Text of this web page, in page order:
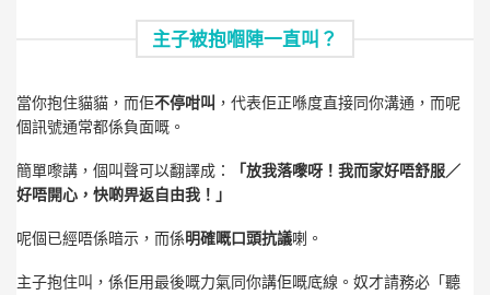
主子被抱嗰陣一直叫？
當你抱住貓貓，而佢不停咁叫 ，代表佢正喺度直接同你溝通，而呢
個訊號通常都係負面嘅。
簡單嚟講，個叫聲可以翻譯成：
「放我落嚟呀！我而家好唔舒服／
好唔開心，快啲畀返自由我！」
呢個已經唔係暗示，而係明確嘅口頭抗議喇。
主子抱住叫，係佢用最後嘅力氣同你講佢嘅底線。奴才請務必「聽